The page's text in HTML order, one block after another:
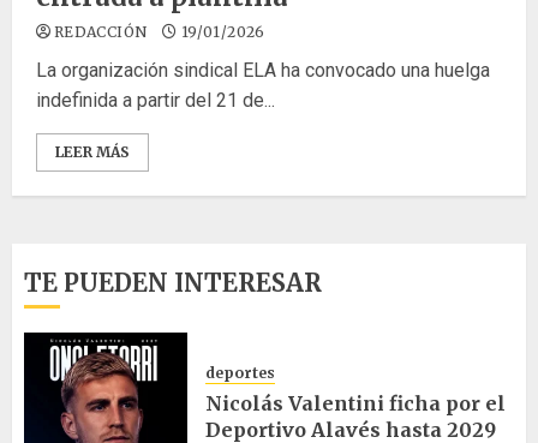
REDACCIÓN 19/01/2026
La organización sindical ELA ha convocado una huelga
indefinida a partir del 21 de...
LEER MÁS
TE PUEDEN INTERESAR
deportes
Nicolás Valentini ficha por el
Deportivo Alavés hasta 2029